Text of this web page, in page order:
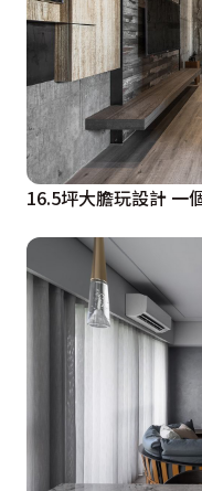
16.5坪大膽玩設計 一